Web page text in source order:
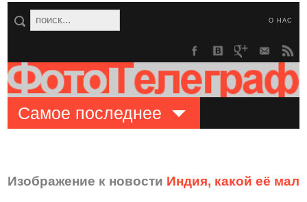
О НАС
Самое последнее
Изображение к новости Индия, какой её мало